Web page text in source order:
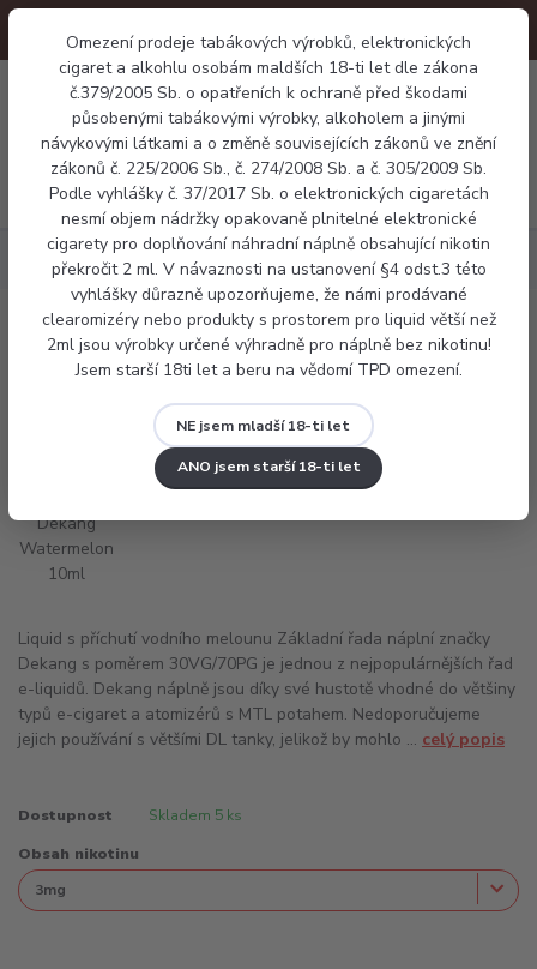
Omezení prodeje tabákových výrobků, elektronických
cigaret a alkohlu osobám maldších 18-ti let dle zákona
č.379/2005 Sb. o opatřeních k ochraně před škodami
působenými tabákovými výrobky, alkoholem a jinými
návykovými látkami a o změně souvisejících zákonů ve znění
zákonů č. 225/2006 Sb., č. 274/2008 Sb. a č. 305/2009 Sb.
Podle vyhlášky č. 37/2017 Sb. o elektronických cigaretách
nesmí objem nádržky opakovaně plnitelné elektronické
cigarety pro doplňování náhradní náplně obsahující nikotin
překročit 2 ml. V návaznosti na ustanovení §4 odst.3 této
vyhlášky důrazně upozorňujeme, že námi prodávané
clearomizéry nebo produkty s prostorem pro liquid větší než
2ml jsou výrobky určené výhradně pro náplně bez nikotinu!
Jsem starší 18ti let a beru na vědomí TPD omezení.
NE jsem mladší 18-ti let
ANO jsem starší 18-ti let
Menu
0 Kč
Náplně Ovocné E-liquid Dekang Watermelon 10ml
E-liquid Dekang Watermelon 10ml
Liquid s příchutí vodního melounu Základní řada náplní značky
Dekang s poměrem 30VG/70PG je jednou z nejpopulárnějších řad
e-liquidů. Dekang náplně jsou díky své hustotě vhodné do většiny
typů e-cigaret a atomizérů s MTL potahem. Nedoporučujeme
jejich používání s většími DL tanky, jelikož by mohlo ... celý popis
Dostupnost Skladem 5 ks
Obsah nikotinu